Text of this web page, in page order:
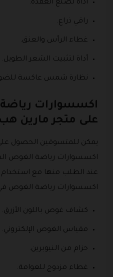
أداة لصنع العقدة.
راقي ذراع.
غطاء الرأس والعنق.
أداة لتثبيت الشعر الطويل.
نظارة شمس عاكسة
اكسسوارات
على متجر مارين هب
يمكن للمتسوقين الحصول
اكسسوارات رياضة الغوص
عند الطلب منها مع استخدام
اكسسوارات رياضة الغوص
كشاف غوص باللون الأزرق.
مقياس الغوص الإلكتروني.
حزام من النيوبرين.
غطاء مزدوج للعوامة.